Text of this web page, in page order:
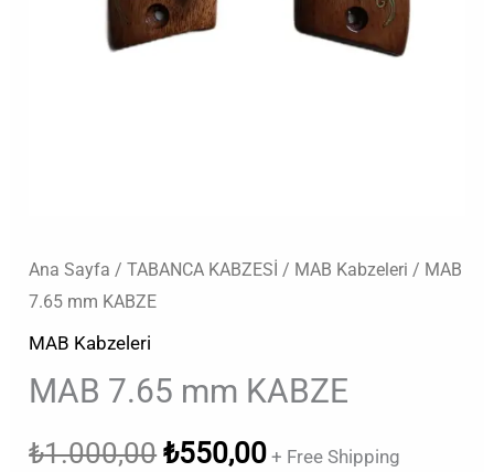
Ana Sayfa /TABANCA KABZESİ / MAB Kabzeleri / MAB
7.65 mm KABZE
MAB Kabzeleri
MAB 7.65 mm KABZE
₺1.000,00 ₺550,00 + Free Shipping